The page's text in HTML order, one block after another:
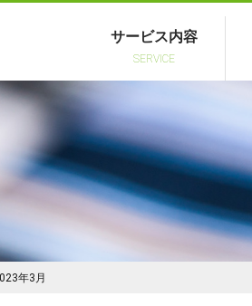
サービス内容
SERVICE
年3月